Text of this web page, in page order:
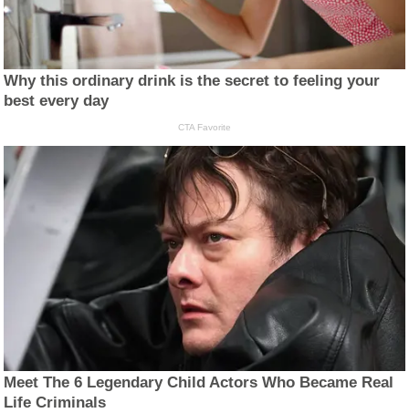
Why this ordinary drink is the secret to feeling your
best every day
CTA Favorite
Meet The 6 Legendary Child Actors Who Became Real
Life Criminals